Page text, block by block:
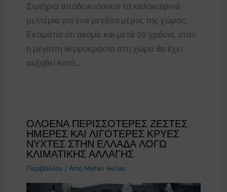
Σωτήρια αποδεικνύονται τα καλοκαιρινά
μελτέμια για ένα μεγάλο μέρος της χώρας.
Εκτιμάται ότι ακόμα και μετά 50 χρόνια, όταν
η μέγιστη θερμοκρασία στη χώρα θα έχει
αυξηθεί κατά…
ΟΛΟΕΝΑ ΠΕΡΙΣΣΟΤΕΡΕΣ ΖΕΣΤΕΣ
ΗΜΕΡΕΣ ΚΑΙ ΛΙΓΟΤΕΡΕΣ ΚΡΥΕΣ
ΝΥΧΤΕΣ ΣΤΗΝ ΕΛΛΑΔΑ ΛΟΓΩ
ΚΛΙΜΑΤΙΚΗΣ ΑΛΛΑΓΗΣ
Περιβάλλον/ Από Meteo Hellas